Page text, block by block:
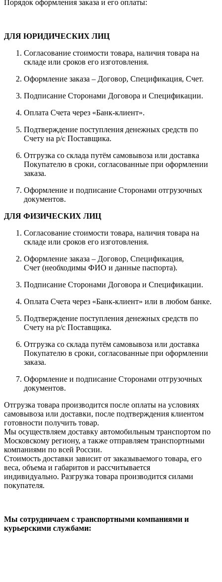
Порядок оформления заказа и его оплаты:
ДЛЯ ЮРИДИЧЕСКИХ ЛИЦ
Согласование стоимости товара, наличия товара на
складе или сроков его изготовления.
Оформление заказа – Договор, Спецификация, Счет.
Подписание Сторонами Договора и Спецификации.
Оплата Счета через «Банк-клиент».
Подтверждение поступления денежных средств по
Счету на р/с Поставщика.
Отгрузка со склада путём самовывоза или доставка
Покупателю в сроки, согласованные при оформлении
заказа.
Оформление и подписание Сторонами отгрузочных
документов.
ДЛЯ ФИЗИЧЕСКИХ ЛИЦ
Согласование стоимости товара, наличия товара на
складе или сроков его изготовления.
Оформление заказа – Договор, Спецификация,
Счет (необходимы ФИО и данные паспорта).
Подписание Сторонами Договора и Спецификации.
Оплата Счета через «Банк-клиент» или в любом банке.
Подтверждение поступления денежных средств по
Счету на р/с Поставщика.
Отгрузка со склада путём самовывоза или доставка
Покупателю в сроки, согласованные при оформлении
заказа.
Оформление и подписание Сторонами отгрузочных
документов.
Отгрузка товара производится после оплаты на условиях
самовывоза или доставки, после подтверждения клиентом
готовности получить товар.
Мы осуществляем доставку автомобильным транспортом по
Московскому региону, а также отправляем транспортными
компаниями по всей России.
Стоимость доставки зависит от заказываемого товара, его
веса, объема и габаритов и рассчитывается
индивидуально. Разгрузка товара производится силами
покупателя.
Мы сотрудничаем с транспортными компаниями и
курьерскими службами: